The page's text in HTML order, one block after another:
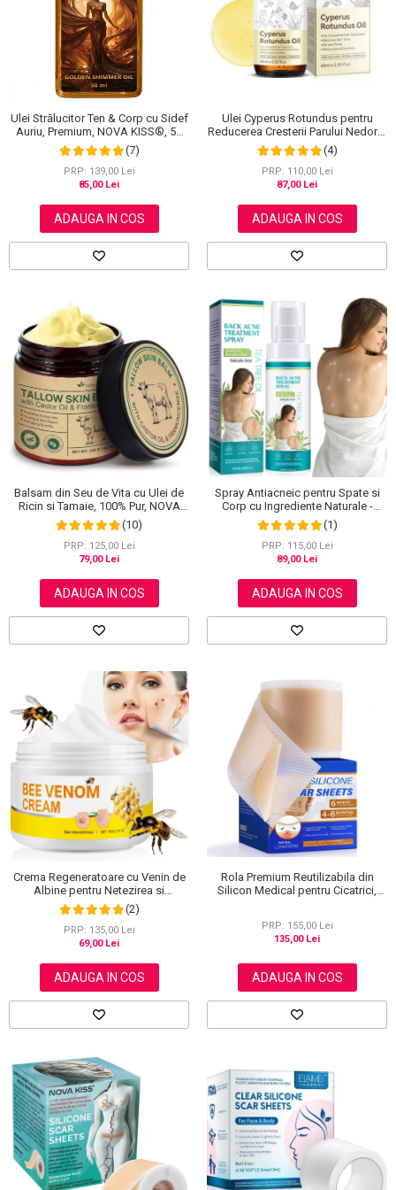
Scrub / Balsam de buze
Netestate pe Animale
Ulei Strălucitor Ten & Corp cu Sidef
Auriu, Premium, NOVA KISS®, 50
ml
(7)
PRP: 139,00 Lei
85,00 Lei
ADAUGA IN COS
Ulei Cyperus Rotundus pentru
Reducerea Cresterii Parului Nedorit,
100% Formula Naturala, NOVA
KISS®, 60 ml
(4)
PRP: 110,00 Lei
87,00 Lei
ADAUGA IN COS
Balsam din Seu de Vita cu Ulei de
Ricin si Tamaie, 100% Pur, NOVA
KISS®, 120 g(10)
PRP: 125,00 Lei
79,00 Lei
ADAUGA IN COS
Spray Antiacneic pentru Spate si
Corp cu Ingrediente Naturale -
Reduce Cosurile si Excesul de
Sebum, 120 ml
(1)
PRP: 115,00 Lei
89,00 Lei
ADAUGA IN COS
Crema Regeneratoare cu Venin de
Albine pentru Netezirea si
Reinoirea Pielii, 100 g
(2)
PRP: 135,00 Lei
69,00 Lei
ADAUGA IN COS
Rola Premium Reutilizabila din
Silicon Medical pentru Cicatrici,
PRP: 155,00 Lei
135,00 Lei
ADAUGA IN COS